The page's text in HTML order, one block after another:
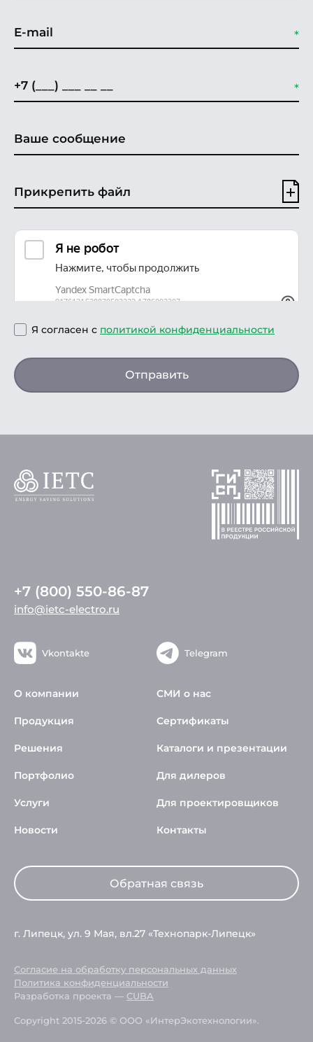
Прикрепить файл
Я согласен с политикой конфиденциальности
Отправить
+7 (800) 550-86-87
info@ietc-electro.ru
Vkontakte Telegram
О компании
Продукция
Решения
Портфолио
Услуги
Новости
СМИ о нас
Сертификаты
Каталоги и презентации
Для дилеров
Для проектировщиков
Контакты
Обратная связь
г. Липецк, ул. 9 Мая, вл.27 «Технопарк-Липецк»
Согласие на обработку персональных данных
Политика конфиденциальности
Разработка проекта — CUBA
Copyright 2015-2026 © ООО «ИнтерЭкотехнологии».